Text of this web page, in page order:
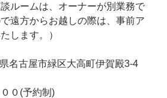
ームは、オーナーが別業務で
遠方からお越しの際は、事前ア
します。）
名古屋市緑区大高町伊賀殿3-4
０(予約制)